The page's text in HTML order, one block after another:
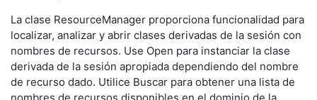
La clase ResourceManager proporciona funcionalidad para
localizar, analizar y abrir clases derivadas de la sesión con
nombres de recursos. Use Open para instanciar la clase
derivada de la sesión apropiada dependiendo del nombre
de recurso dado. Utilice Buscar para obtener una lista de